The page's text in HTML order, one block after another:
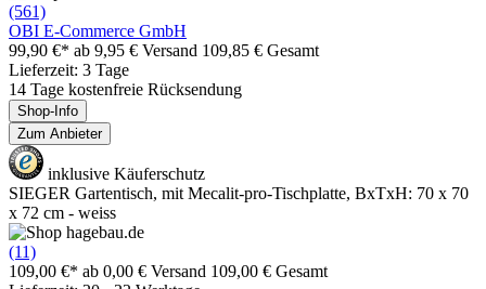
(561)
OBI E-Commerce GmbH
99,90 €* ab 9,95 € Versand 109,85 € Gesamt
Lieferzeit: 3 Tage
14 Tage kostenfreie Rücksendung
Shop-Info
Zum Anbieter
inklusive Käuferschutz
SIEGER Gartentisch, mit Mecalit-pro-Tischplatte, BxTxH: 70 x 70
x 72 cm - weiss
(11)
109,00 €* ab 0,00 € Versand 109,00 € Gesamt